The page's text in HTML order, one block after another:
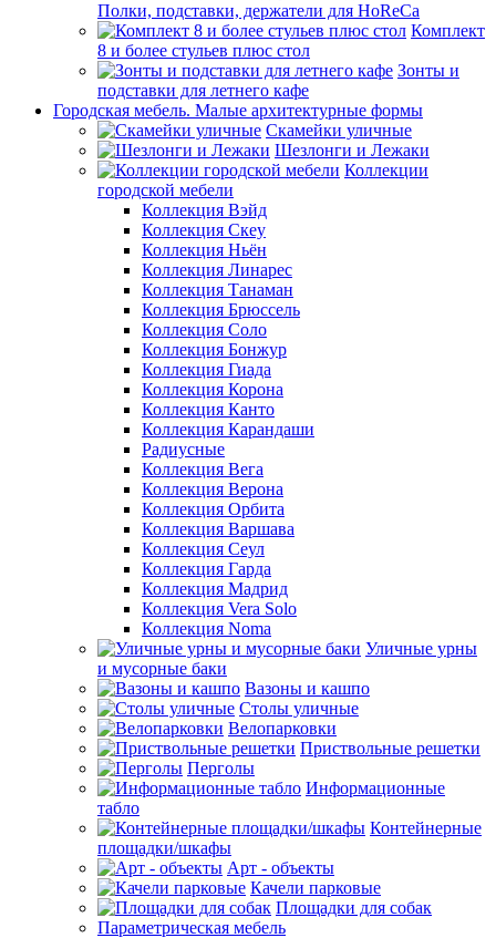
Полки, подставки, держатели для HoReCa
Комплект
8 и более стульев плюс стол
Зонты и
подставки для летнего кафе
Городская мебель. Малые архитектурные формы
Скамейки уличные
Шезлонги и Лежаки
Коллекции
городской мебели
Коллекция Вэйд
Коллекция Скеу
Коллекция Ньён
Коллекция Линарес
Коллекция Танаман
Коллекция Брюссель
Коллекция Соло
Коллекция Бонжур
Коллекция Гиада
Коллекция Корона
Коллекция Канто
Коллекция Карандаши
Радиусные
Коллекция Вега
Коллекция Верона
Коллекция Орбита
Коллекция Варшава
Коллекция Сеул
Коллекция Гарда
Коллекция Мадрид
Коллекция Vera Solo
Коллекция Noma
Уличные урны
и мусорные баки
Вазоны и кашпо
Столы уличные
Велопарковки
Приствольные решетки
Перголы
Информационные
табло
Контейнерные
площадки/шкафы
Арт - объекты
Качели парковые
Площадки для собак
Параметрическая мебель